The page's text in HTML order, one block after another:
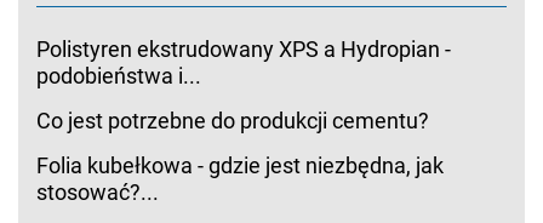
Polistyren ekstrudowany XPS a Hydropian -
podobieństwa i...
Co jest potrzebne do produkcji cementu?
Folia kubełkowa - gdzie jest niezbędna, jak
stosować?...